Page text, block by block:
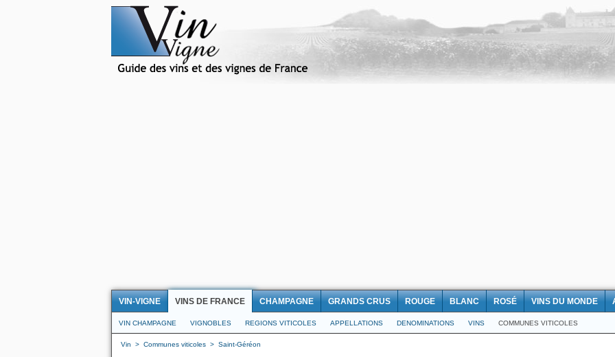
VIN-VIGNE VINS DE FRANCE CHAMPAGNE GRANDS CRUS ROUGE BLANC ROSÉ VINS DU MONDE
VIN CHAMPAGNE VIGNOBLES REGIONS VITICOLES APPELLATIONS DENOMINATIONS VINS COMMUNES VITICOLES
Vin > Communes viticoles > Saint-Géréon